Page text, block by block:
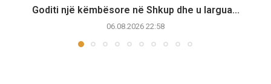
Goditi një këmbësore në Shkup dhe u largua...
06.08.2026 22:58